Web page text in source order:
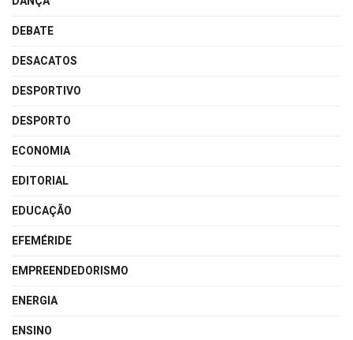
DEBATE
DESACATOS
DESPORTIVO
DESPORTO
ECONOMIA
EDITORIAL
EDUCAÇÃO
EFEMÉRIDE
EMPREENDEDORISMO
ENERGIA
ENSINO